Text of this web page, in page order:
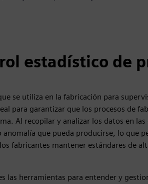
estadístico de
se utiliza en la fabricación para
para garantizar que los procesos de
Al recopilar y analizar los datos en
que pueda producirse, lo que
fabricantes mantener estándares de
las herramientas para entender y